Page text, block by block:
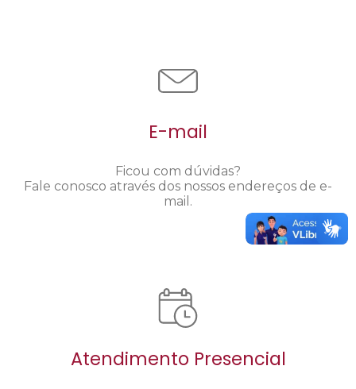
E-mail
Ficou com dúvidas?
Fale conosco através dos nossos endereços de e-
mail.
Atendimento Presencial